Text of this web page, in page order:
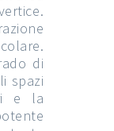
di
spazi
e la